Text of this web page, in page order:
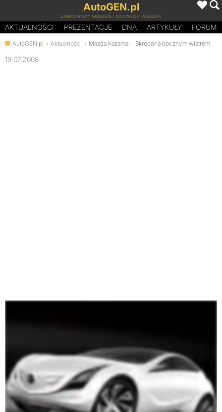
AutoGEN.pl
SAMOCHODY MARZEŃ I MOCNYCH WRAŻEŃ
AKTUALNOŚCI PREZENTACJE DNA ARTYKUŁY FORUM
AutoGEN.pl Aktualności Mazda Kazamai - Skręcona bocznym wiatrem
19.07.2008